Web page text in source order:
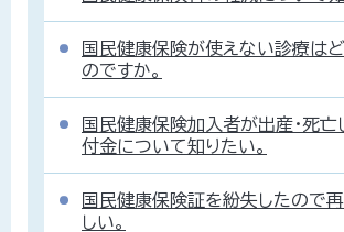
国民健康保険が使えない診療は
のですか。
国民健康保険加入者が出産・死亡
付金について知りたい。
国民健康保険証を紛失したので
しい。